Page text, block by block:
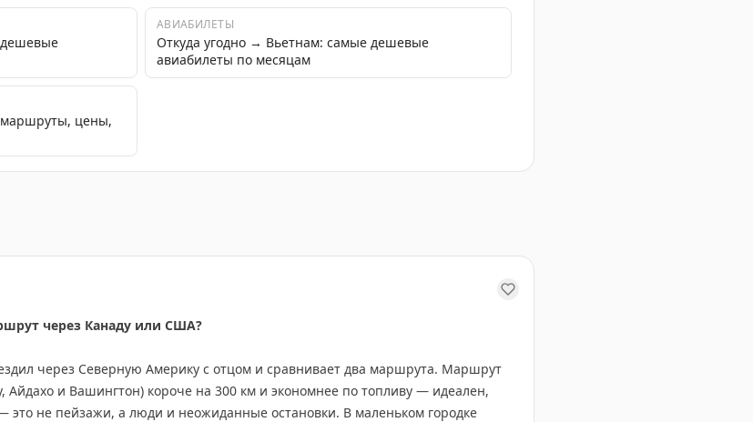
АВИАБИЛЕТЫ
Откуда угодно → Вьетнам: самые дешевые
авиабилеты по месяцам
маршруты, цены,
через Канаду или США?
через Северную Америку с отцом и сравнивает два маршрута. Маршрут
и Вашингтон) короче на 300 км и экономнее по топливу — идеален,
это не пейзажи, а люди и неожиданные остановки. В маленьком городке